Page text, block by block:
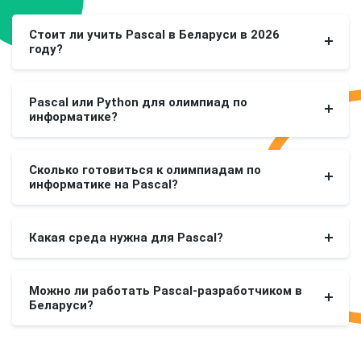
Стоит ли учить Pascal в Беларуси в 2026
году?
Pascal или Python для олимпиад по
информатике?
Сколько готовиться к олимпиадам по
информатике на Pascal?
Какая среда нужна для Pascal?
Можно ли работать Pascal-разработчиком в
Беларуси?